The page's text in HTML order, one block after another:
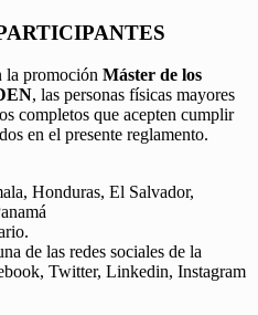
la promoción Máster de los
, las personas físicas mayores
completos que acepten cumplir
en el presente reglamento.
Honduras, El Salvador,
de las redes sociales de la
Twitter, Linkedin, Instagram